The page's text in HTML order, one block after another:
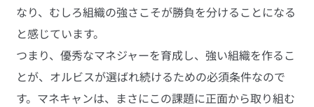
なり、むしろ組織の強さこそが勝負を分けることになる
と感じています。
つまり、優秀なマネジャーを育成し、強い組織を作るこ
とが、オルビスが選ばれ続けるための必須条件なので
す。マネキャンは、まさにこの課題に正面から取り組む